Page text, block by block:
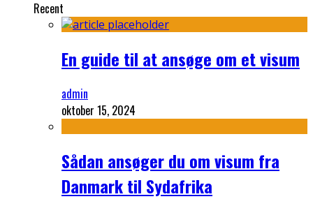
Recent
En guide til at ansøge om et visum
admin
oktober 15, 2024
Sådan ansøger du om visum fra
Danmark til Sydafrika